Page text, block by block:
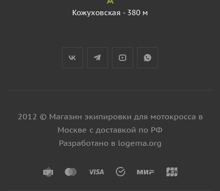
Кожуховская - 380 м
2012 © Магазин экипировки для мотокросса в
Москве с доставкой по РФ
Разработано в logema.org